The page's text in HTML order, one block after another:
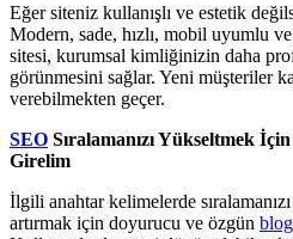
Eğer siteniz kullanışlı ve estetik
Modern, sade, hızlı, mobil uyumlu
sitesi, kurumsal kimliğinizin daha
görünmesini sağlar. Yeni müşteriler
verebilmekten geçer.
SEO Sıralamanızı Yükseltmek
Girelim
İlgili anahtar kelimelerde
artırmak için doyurucu ve özgün